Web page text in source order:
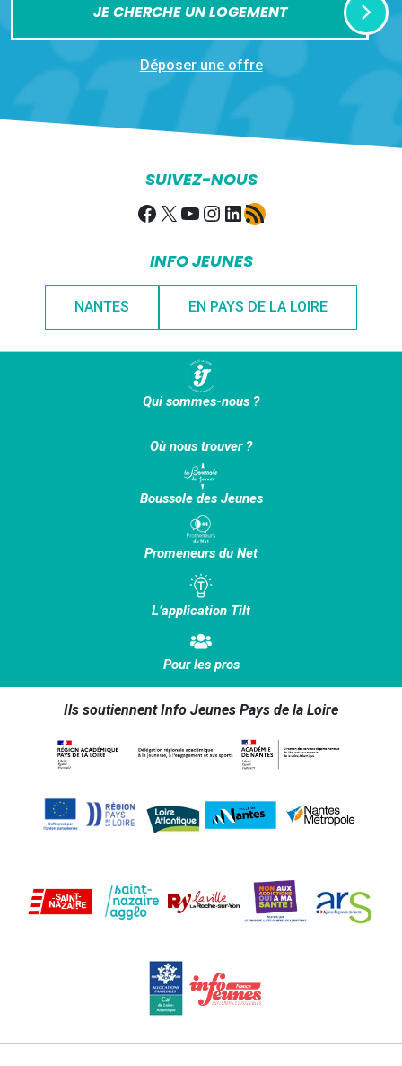
JE CHERCHE UN LOGEMENT
Déposer une offre
SUIVEZ-NOUS
Facebook
X YouTube
Instagram
LinkedIn
Flux RSS
INFO JEUNES
NANTES EN PAYS DE LA LOIRE
Qui sommes-nous ?
Où nous trouver ?
Boussole des Jeunes
Promeneurs du Net
L’application Tilt
Pour les pros
Ils soutiennent Info Jeunes Pays de la Loire